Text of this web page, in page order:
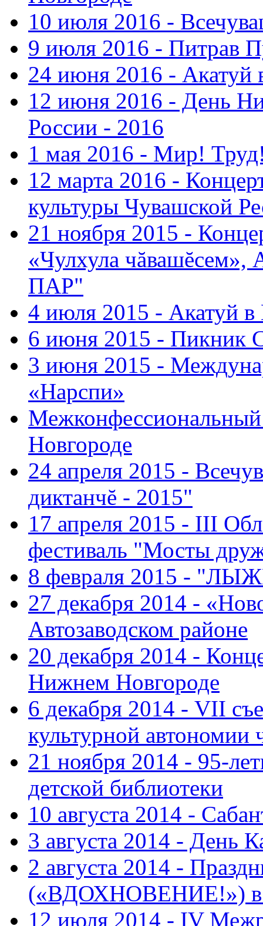
10 июля 2016 -
9 июля 2016 - Питрав
24 июня 2016 - Акатуй
12 июня 2016 - День
России - 2016
1 мая 2016 - Мир!
12 марта 2016 -
культуры Чувашской
21 ноября 2015 -
«Чулхула
ПАР"
4 июля 2015 - Акатуй
6 июня 2015 - Пикник
3 июня 2015 -
«Нарспи»
Новгороде
24 апреля 2015 -
диктанчĕ - 2015"
17 апреля 2015 - III
фестиваль "Мосты
8 февраля 2015 -
27 декабря 2014 -
Автозаводском районе
20 декабря 2014 -
Нижнем Новгороде
6 декабря 2014 - VII
культурной автономии
21 ноября 2014 - 95-
детской библиотеки
10 августа 2014 -
3 августа 2014 - День
2 августа 2014 -
(«ВДОХНОВЕНИЕ!») в
12 июля 2014 - IV